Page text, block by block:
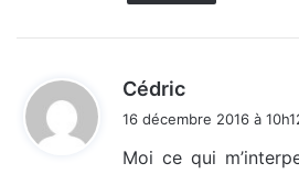
Cédric
16 décembre 2016 à
Moi ce qui